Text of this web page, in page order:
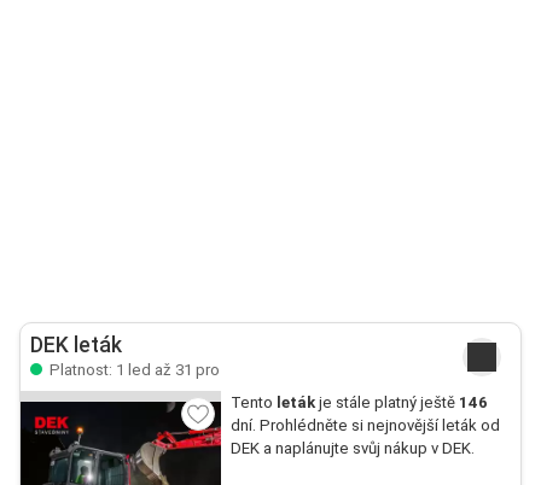
DEK leták
Platnost: 1 led až 31 pro
Tento letákje stále platný ještě 146
dní. Prohlédněte si nejnovější leták od
DEK a naplánujte svůj nákup v DEK.